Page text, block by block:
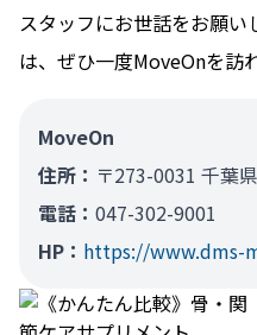
スタッフにお世話をお願
は、ぜひ一度MoveOnを訪
MoveOn
住所： 〒273-0031 千葉
電話： 047-302-9001
HP： https://www.dms-